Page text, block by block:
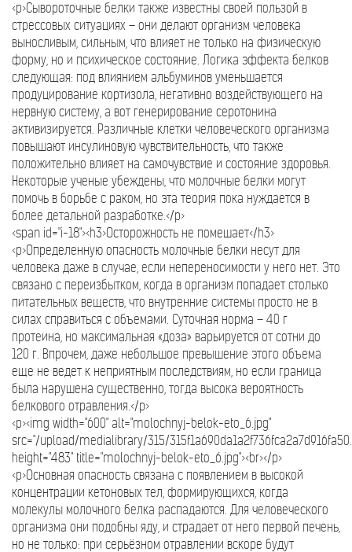
<p>Сывороточные белки также известны своей пользой в
стрессовых ситуациях – они делают организм человека
выносливым, сильным, что влияет не только на физическую
форму, но и психическое состояние. Логика эффекта белков
следующая: под влиянием альбуминов уменьшается
продуцирование кортизола, негативно воздействующего на
нервную систему, а вот генерирование серотонина
активизируется. Различные клетки человеческого организма
повышают инсулиновую чувствительность, что также
положительно влияет на самочувствие и состояние здоровья.
Некоторые ученые убеждены, что молочные белки могут
помочь в борьбе с раком, но эта теория пока нуждается в
более детальной разработке.</p>
<span id="i-18"><h3>Осторожность не помешает</h3>
<p>Определенную опасность молочные белки несут для
человека даже в случае, если непереносимости у него нет. Это
связано с переизбытком, когда в организм попадает столько
питательных веществ, что внутренние системы просто не в
силах справиться с объемами. Суточная норма – 40 г
протеина, но максимальная «доза» варьируется от сотни до
120 г. Впрочем, даже небольшое превышение этого объема
еще не ведет к неприятным последствиям, но если граница
была нарушена существенно, тогда высока вероятность
белкового отравления.</p>
<p><img width="600" alt="molochnyj-belok-eto_6.jpg"
src="/upload/medialibrary/315/
height="483" title="molochnyj-belok-eto_6.jpg"><br></p>
<p>Основная опасность связана с появлением в высокой
концентрации кетоновых тел, формирующихся, когда
молекулы молочного белка распадаются. Для человеческого
организма они подобны яду, и страдает от него первой печень,
но не только: при серьёзном отравлении вскоре будут